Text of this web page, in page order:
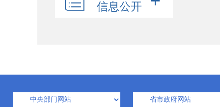
信息公开